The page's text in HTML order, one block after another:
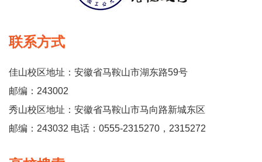
联系方式
佳山校区地址：安徽省马鞍山市湖东路59号
邮编：243002
秀山校区地址：安徽省马鞍山市马向路新城东区
邮编：243032 电话：0555-2315270，2315272